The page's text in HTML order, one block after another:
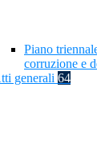
Piano
corruzione e
generali 64